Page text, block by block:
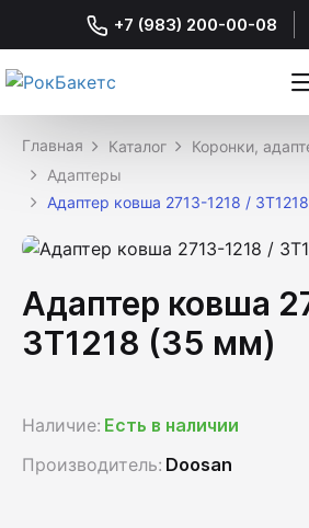
+7 (983) 200-00-08
Каталог
Коронки,
Адаптеры
Адаптер ковша 2713-1218 /
Адаптер ковша
3T1218 (35 мм)
Наличие: Есть в наличии
Производитель: Doosan